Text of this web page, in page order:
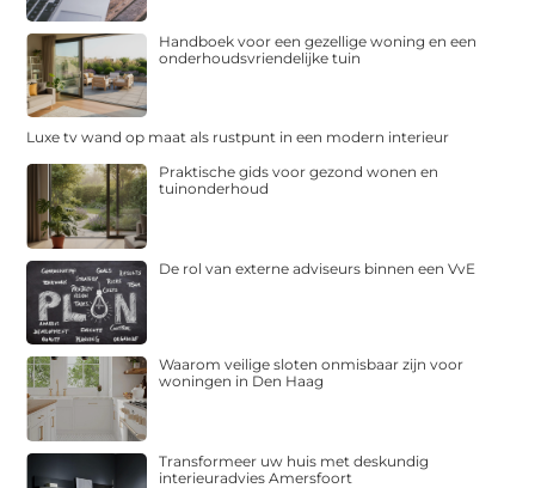
Handboek voor een gezellige woning en een
onderhoudsvriendelijke tuin
Luxe tv wand op maat als rustpunt in een modern interieur
Praktische gids voor gezond wonen en
tuinonderhoud
De rol van externe adviseurs binnen een VvE
Waarom veilige sloten onmisbaar zijn voor
woningen in Den Haag
Transformeer uw huis met deskundig
interieuradvies Amersfoort